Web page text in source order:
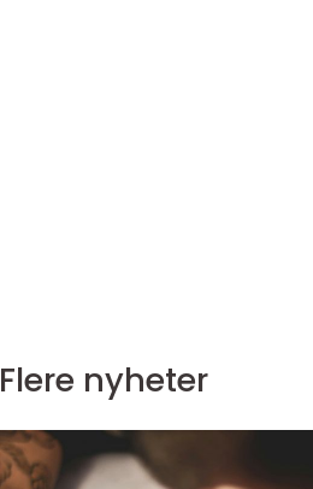
Flere nyheter